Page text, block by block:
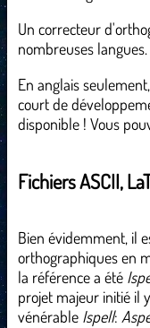
Un correcteur
nombreuses langues.
En anglais
court de
disponible ! Vous
Fichiers ASCII,
Bien évidemment, il
orthographiques en
la référence a été
projet majeur initié il
vénérable Ispell: